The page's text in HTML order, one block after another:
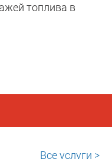
топлива в
Все услуги >